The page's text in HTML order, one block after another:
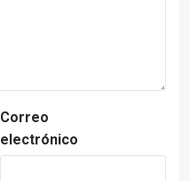
Correo
electrónico